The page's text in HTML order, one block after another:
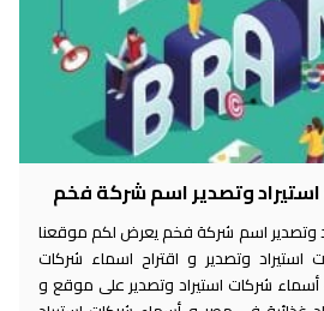
وتصدير اسم شركة فخم
وتصدير اسم شركة فخم يعرض لكم موقعنا
استيراد وتصدير و اقتراح اسماء شركات
و أسماء شركات استيراد وتصدير على موقع و